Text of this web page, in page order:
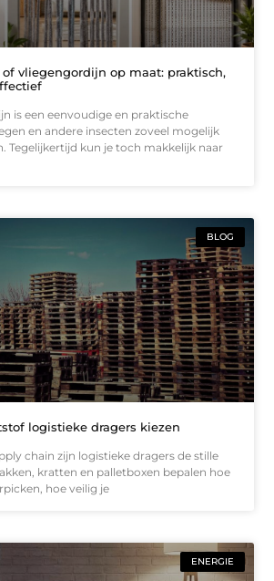
vliegengordijn op maat: praktisch,
is een eenvoudige en praktische
en andere insecten zoveel mogelijk
Tegelijkertijd kun je toch makkelijk naar
BLOG
logistieke dragers kiezen
chain zijn logistieke dragers de stille
kratten en palletboxen bepalen hoe
hoe veilig je
ENERGIE